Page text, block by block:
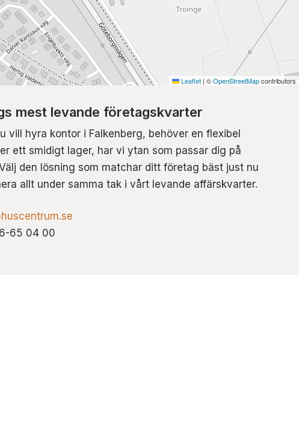
Leaflet | ©OpenStreetMapcontributors
mest levande företagskvarter
vill hyra kontor i Falkenberg, behöver en flexibel
ett smidigt lager, har vi ytan som passar dig på
den lösning som matchar ditt företag bäst just nu
allt under samma tak i vårt levande affärskvarter.
65 04 00